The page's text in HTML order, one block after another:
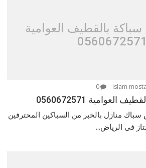
بالقطيف العوامية
0560672571
0
0560672571
منازل بالخبر من السباكين المحترفين
فى الرياض...